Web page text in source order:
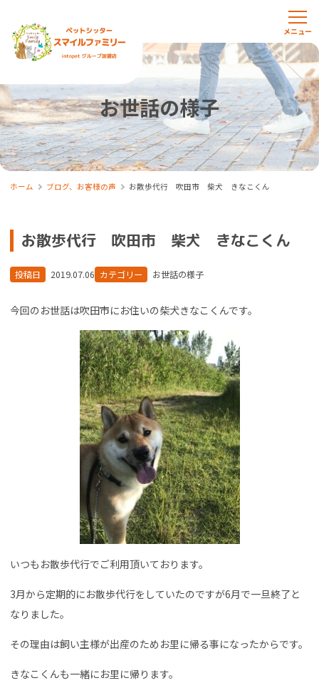
お世話の様子
ホーム ブログ、お客様の声 お散歩代行 吹田市 柴犬 きなこくん
お散歩代行 吹田市 柴犬 きなこくん
投稿日 2019.07.06 カテゴリー お世話の様子
今回のお世話は吹田市にお住いの柴犬きなこくんです。
いつもお散歩代行でご利用頂いております。
3月から定期的にお散歩代行をしていたのですが6月で一旦終了と
なりました。
その理由は飼い主様が出産のためお里に帰る事になったからです。
きなこくんも一緒にお里に帰ります。